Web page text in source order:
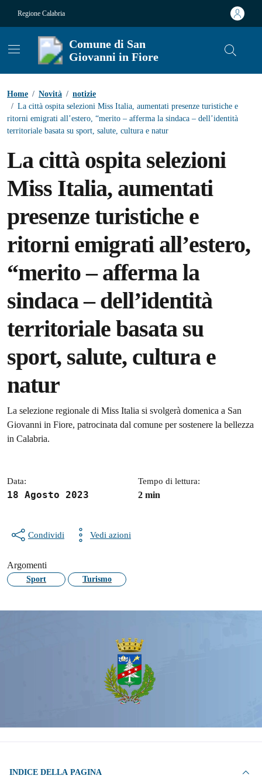
Regione Calabria
Comune di San
Giovanni in Fiore
Home / Novità / notizie
/ La città ospita selezioni Miss Italia, aumentati presenze turistiche e
ritorni emigrati all’estero, “merito – afferma la sindaca – dell’identità
territoriale basata su sport, salute, cultura e natur
La città ospita selezioni
Miss Italia, aumentati
presenze turistiche e
ritorni emigrati all’estero,
“merito – afferma la
sindaca – dell’identità
territoriale basata su
sport, salute, cultura e
natur
Dettagli della notizia
La selezione regionale di Miss Italia si svolgerà domenica a San
Giovanni in Fiore, patrocinata dal comune per sostenere la bellezza
in Calabria.
Data:
18 Agosto 2023
Tempo di lettura:
2 min
Condividi Vedi azioni
Argomenti
Sport Turismo
INDICE DELLA PAGINA